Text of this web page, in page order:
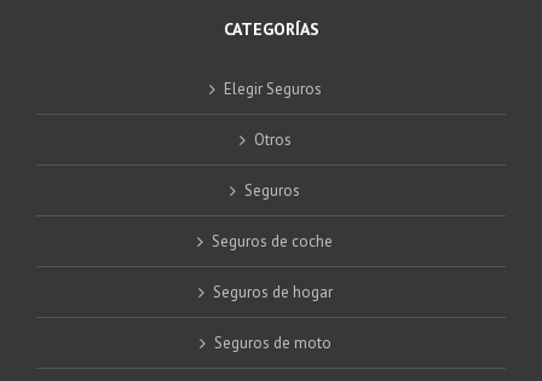
CATEGORÍAS
Elegir Seguros
Otros
Seguros
Seguros de coche
Seguros de hogar
Seguros de moto